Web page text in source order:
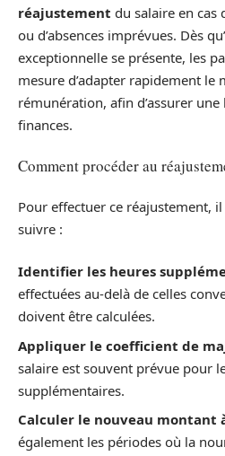
réajustement du salaire en cas
ou d’absences imprévues. Dès
exceptionnelle se présente, les
mesure d’adapter rapidement le
rémunération, afin d’assurer
finances.
Comment procéder au
Pour effectuer ce réajustement,
suivre :
Identifier les heures
effectuées au-delà de celles
doivent être calculées.
Appliquer le coefficient de
salaire est souvent prévue pour
supplémentaires.
Calculer le nouveau montant
également les périodes où la